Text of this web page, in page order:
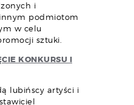
i
podmiotom
w celu
sztuki.
KONKURSU I
lubińscy artyści i